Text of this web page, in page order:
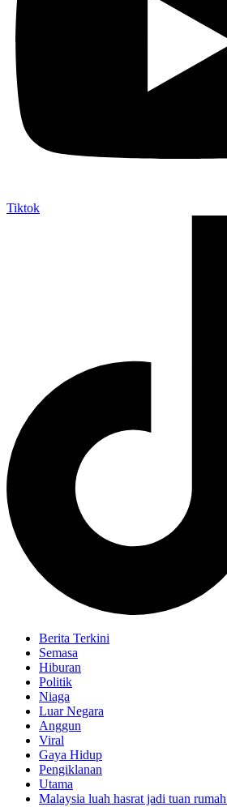
Tiktok
Berita Terkini
Semasa
Hiburan
Politik
Niaga
Luar Negara
Anggun
Viral
Gaya Hidup
Pengiklanan
Utama
Malaysia luah hasrat jadi tuan